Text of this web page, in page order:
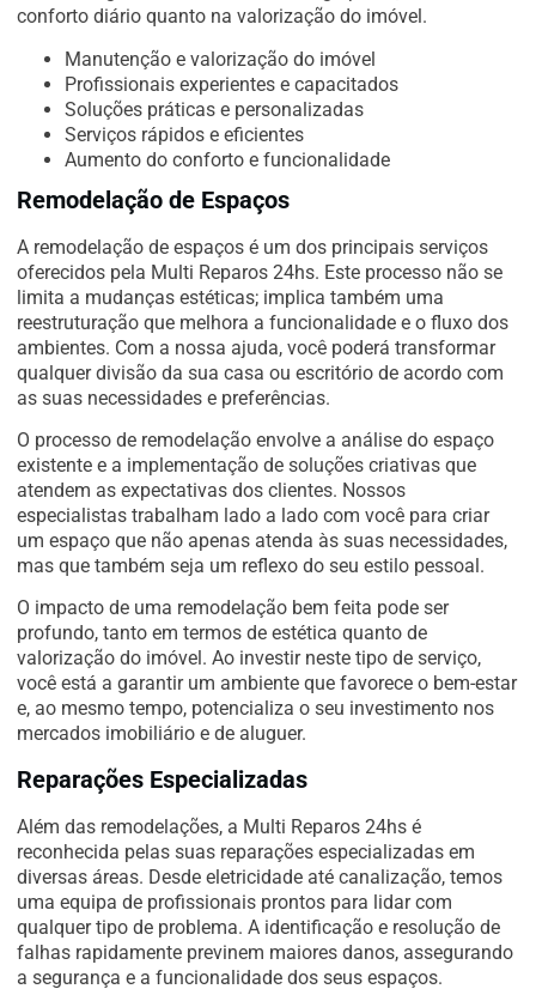
conforto diário quanto na valorização do imóvel.
Manutenção e valorização do imóvel
Profissionais experientes e capacitados
Soluções práticas e personalizadas
Serviços rápidos e eficientes
Aumento do conforto e funcionalidade
Remodelação de Espaços
A remodelação de espaços é um dos principais serviços
oferecidos pela Multi Reparos 24hs. Este processo não se
limita a mudanças estéticas; implica também uma
reestruturação que melhora a funcionalidade e o fluxo dos
ambientes. Com a nossa ajuda, você poderá transformar
qualquer divisão da sua casa ou escritório de acordo com
as suas necessidades e preferências.
O processo de remodelação envolve a análise do espaço
existente e a implementação de soluções criativas que
atendem as expectativas dos clientes. Nossos
especialistas trabalham lado a lado com você para criar
um espaço que não apenas atenda às suas necessidades,
mas que também seja um reflexo do seu estilo pessoal.
O impacto de uma remodelação bem feita pode ser
profundo, tanto em termos de estética quanto de
valorização do imóvel. Ao investir neste tipo de serviço,
você está a garantir um ambiente que favorece o bem-estar
e, ao mesmo tempo, potencializa o seu investimento nos
mercados imobiliário e de aluguer.
Reparações Especializadas
Além das remodelações, a Multi Reparos 24hs é
reconhecida pelas suas reparações especializadas em
diversas áreas. Desde eletricidade até canalização, temos
uma equipa de profissionais prontos para lidar com
qualquer tipo de problema. A identificação e resolução de
falhas rapidamente previnem maiores danos, assegurando
a segurança e a funcionalidade dos seus espaços.